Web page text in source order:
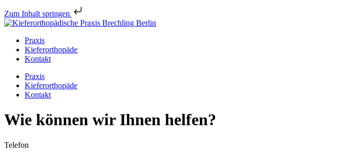
Zum Inhalt springen
Praxis
Kieferorthopäde
Kontakt
Praxis
Kieferorthopäde
Kontakt
Wie können wir Ihnen helfen?
Telefon